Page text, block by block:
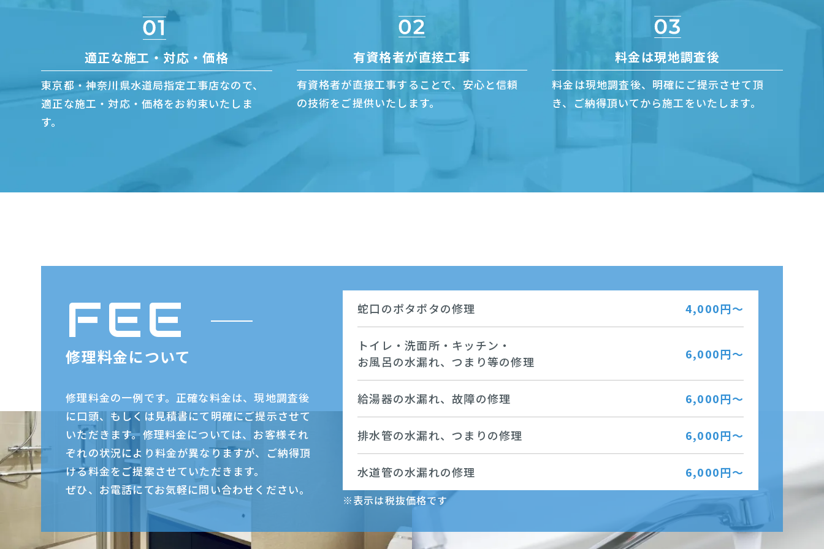
適正な施工・対応・価格
東京都・神奈川県水道局指定工事店なので、
適正な施工・対応・価格をお約束いたしま
す。
有資格者が直接工事
有資格者が直接工事することで、安心と信頼
の技術をご提供いたします。
料金は現地調査後
料金は現地調査後、明確にご提示させて頂
き、ご納得頂いてから施工をいたします。
FEE
修理料金について
修理料金の一例です。正確な料金は、現地調査後
に口頭、もしくは見積書にて明確にご提示させて
いただきます。修理料金については、お客様それ
ぞれの状況により料金が異なりますが、ご納得頂
ける料金をご提案させていただきます。
ぜひ、お電話にてお気軽に問い合わせください。
蛇口のポタポタの修理 4,000円～
トイレ・洗面所・キッチン・
お風呂の水漏れ、つまり等の修理
6,000円～
給湯器の水漏れ、故障の修理 6,000円～
排水管の水漏れ、つまりの修理 6,000円～
水道管の水漏れの修理 6,000円～
※表示は税抜価格です